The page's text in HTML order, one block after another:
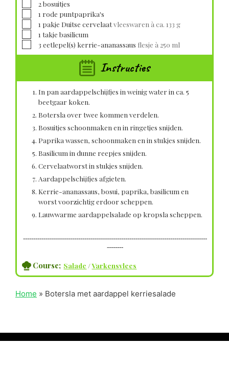
▢
2 bosuitjes
▢1 rode puntpaprika's
▢1 pakje Duitse cervelaatvleeswaren à ca. 133 g
▢1 takje basilicum
▢
3 eetlepel(s) kerrie-ananassaus flesje à 250 ml
Instructies
In pan aardappelschijfjes in weinig water in ca. 5
beetgaar koken.
Botersla over twee kommen verdelen.
Bosuitjes schoonmaken en in ringetjes snijden.
Paprika wassen, schoonmaken en in stukjes snijden.
Basilicum in dunne reepjes snijden.
Cervelaatworst in stukjes snijden.
Aardappelschijfjes afgieten.
Kerrie-ananassaus, bosui, paprika, basilicum en
worst voorzichtig erdoor scheppen.
Lauwwarme aardappelsalade op kropsla scheppen.
------------------------------------------------------------------------------------------
--------
Course; Salade /Varkensvlees
Home » Botersla met aardappel kerriesalade